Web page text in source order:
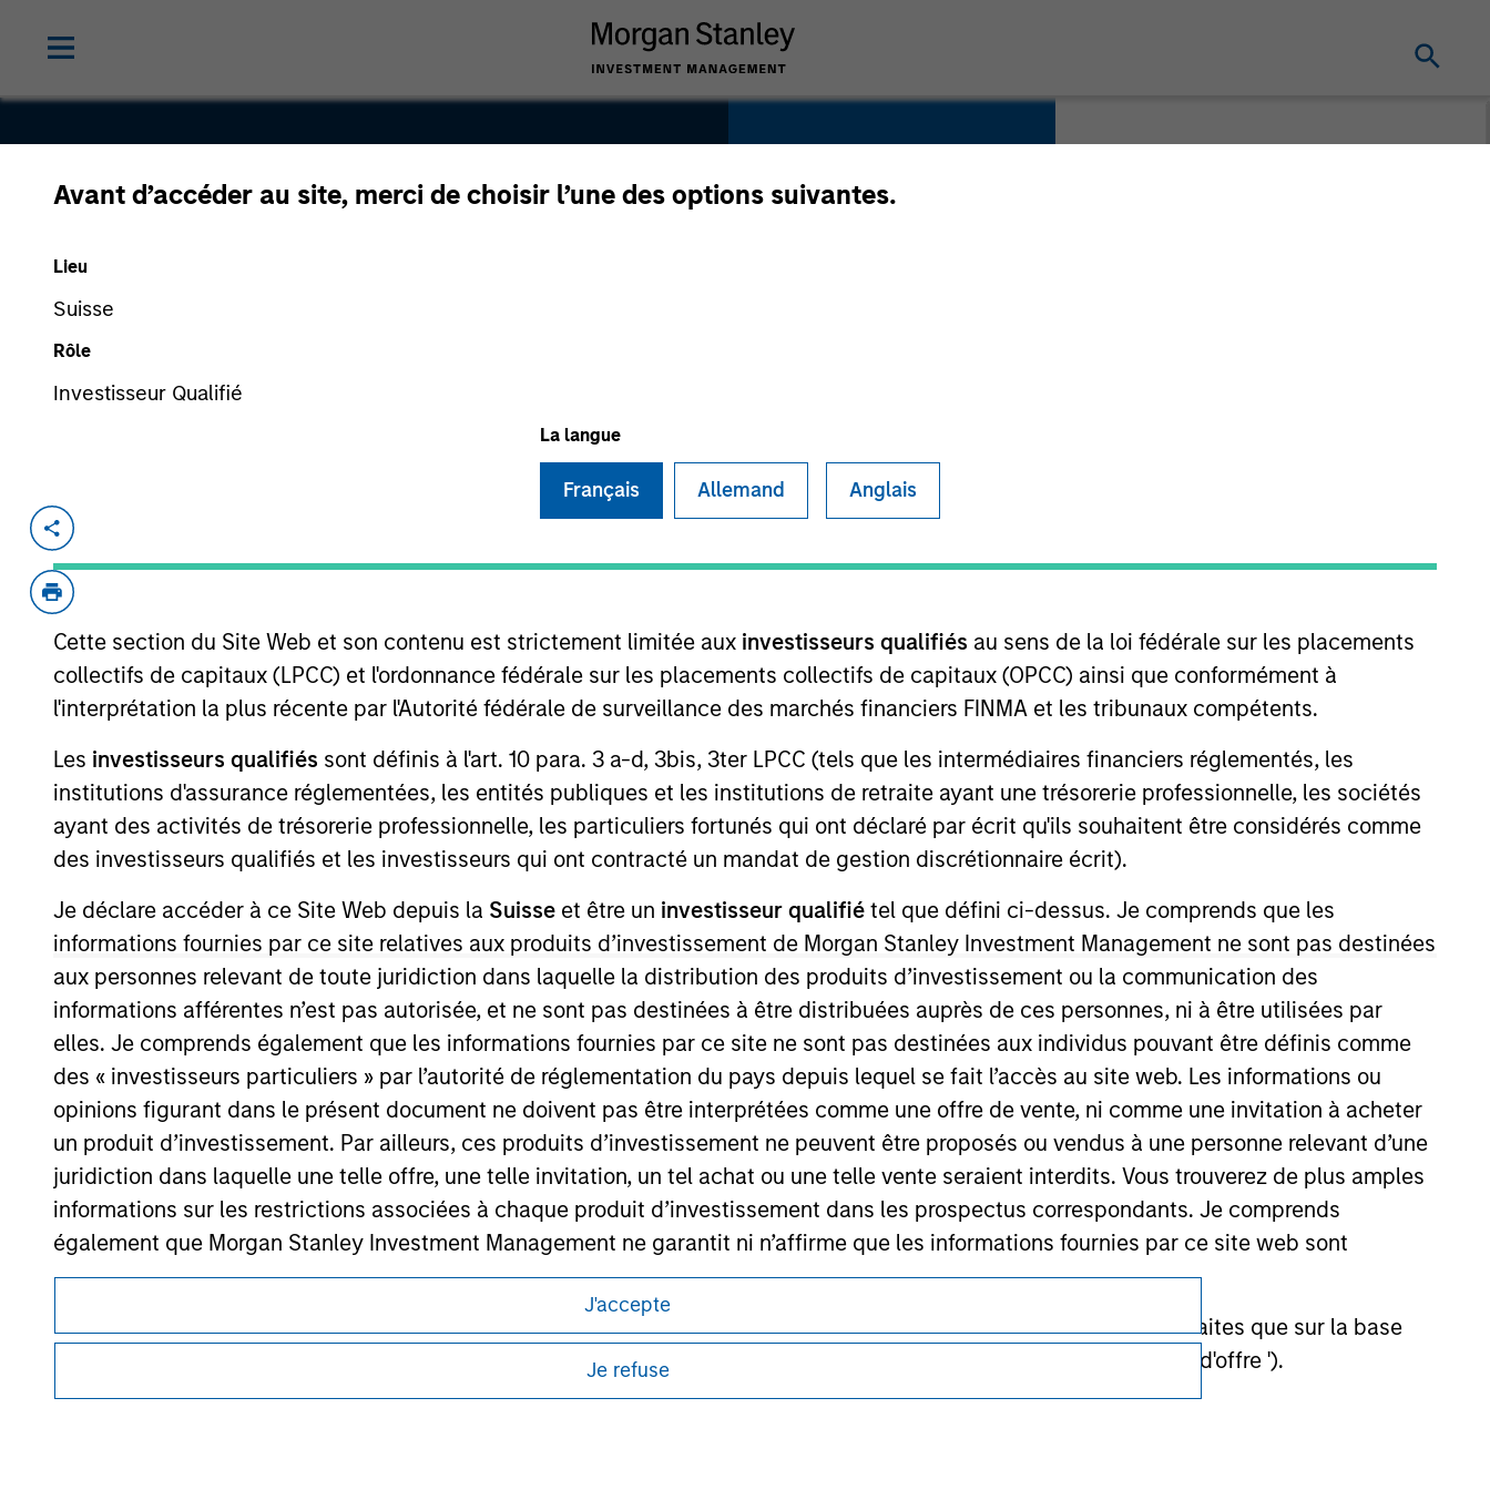
Avant d’accéder au site, merci de choisir l’une des options suivantes.
Lieu
Suisse
Rôle
Investisseur Qualifié
La langue
Français Allemand Anglais
Cette section du Site Web et son contenu est strictement limitée aux investisseurs qualifiés au sens de la loi fédérale sur les placements
collectifs de capitaux (LPCC) et l'ordonnance fédérale sur les placements collectifs de capitaux (OPCC) ainsi que conformément à
l'interprétation la plus récente par l'Autorité fédérale de surveillance des marchés financiers FINMA et les tribunaux compétents.
Les investisseurs qualifiés sont définis à l'art. 10 para. 3 a-d, 3bis, 3ter LPCC (tels que les intermédiaires financiers réglementés, les
institutions d'assurance réglementées, les entités publiques et les institutions de retraite ayant une trésorerie professionnelle, les sociétés
ayant des activités de trésorerie professionnelle, les particuliers fortunés qui ont déclaré par écrit qu'ils souhaitent être considérés comme
des investisseurs qualifiés et les investisseurs qui ont contracté un mandat de gestion discrétionnaire écrit).
Je déclare accéder à ce Site Web depuis la Suisse et être un investisseur qualifié tel que défini ci-dessus. Je comprends que les
informations fournies par ce site relatives aux produits d’investissement de Morgan Stanley Investment Management ne sont pas destinées
aux personnes relevant de toute juridiction dans laquelle la distribution des produits d’investissement ou la communication des
informations afférentes n’est pas autorisée, et ne sont pas destinées à être distribuées auprès de ces personnes, ni à être utilisées par
elles. Je comprends également que les informations fournies par ce site ne sont pas destinées aux individus pouvant être définis comme
des « investisseurs particuliers » par l’autorité de réglementation du pays depuis lequel se fait l’accès au site web. Les informations ou
opinions figurant dans le présent document ne doivent pas être interprétées comme une offre de vente, ni comme une invitation à acheter
un produit d’investissement. Par ailleurs, ces produits d’investissement ne peuvent être proposés ou vendus à une personne relevant d’une
juridiction dans laquelle une telle offre, une telle invitation, un tel achat ou une telle vente seraient interdits. Vous trouverez de plus amples
informations sur les restrictions associées à chaque produit d’investissement dans les prospectus correspondants. Je comprends
également que Morgan Stanley Investment Management ne garantit ni n’affirme que les informations fournies par ce site web sont
exactes, complètes ou adaptées à un usage particulier
Les demandes de souscription d'actions de l'un des Compartiments mentionnés sur le Site Internet ne doivent être faites que sur la base
des informations contenues dans le Prospectus, le Rapport annuel et le Rapport semestriel respectifs (' Documents d'offre ').
J'accepte
Je refuse
Consumer
Aug 1998 Follow-On Jan 2000
View Site
As of July 25, 2025. The above is provided for informational and educational purposes only. There is no guarantee that the investment mentioned
resulted in positive performance (for realized holdings), or will perform well in the future (for current holdings). The trademarks and service marks
above are the property of their respective owners. The information on this website has not been authorized, sponsored, or otherwise approved by
such owners. By clicking on any links shown here, you agree that you are navigating to a third party site. We are providing these hyperlinks to you
only as a convenience and the inclusion of any hyperlink is not and does not imply any endorsement, approval, investigation, verification or
monitoring by us of any information contained in any hyperlinked site. In no event shall we be responsible for the information contained on the site
or your use of such site.
Morgan Stanley
Morgan Stanley Careers
Les utilisateurs sont invités à prendre connaissance des conditions d’utilisation avant d’engager toute
procédure, car celles-ci mentionnent des restrictions légales et réglementaires applicables à la diffusion
des informations relatives aux produits d’investissement de Morgan Stanley Investment Management.
Confidentialité
Your Privacy Choices